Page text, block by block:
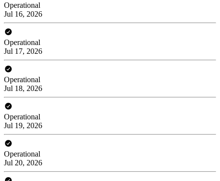
Operational
Jul 16, 2026
Operational
Jul 17, 2026
Operational
Jul 18, 2026
Operational
Jul 19, 2026
Operational
Jul 20, 2026